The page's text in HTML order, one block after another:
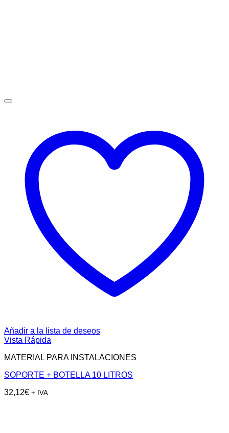
Añadir a la lista de deseos
Vista Rápida
MATERIAL PARA INSTALACIONES
SOPORTE + BOTELLA 10 LITROS
32,12€ + IVA